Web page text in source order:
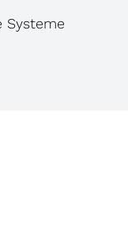
Systeme